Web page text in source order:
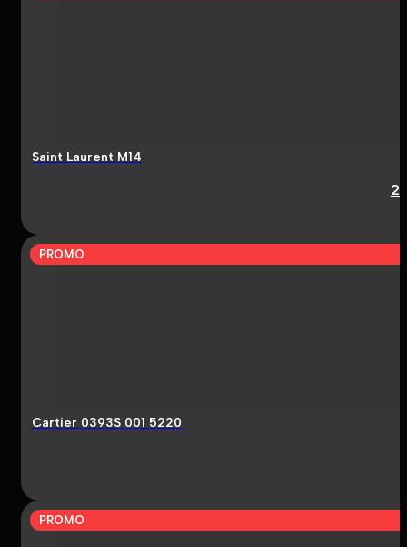
Saint Laurent M14
PROMO
Cartier 0393S 001 5220
PROMO